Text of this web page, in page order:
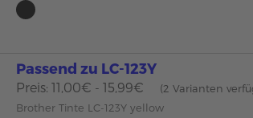
Passend zu LC-123Y
Preis: 11,00€ - 15,99€
(2 Varianten
Brother Tinte LC-123Y yellow